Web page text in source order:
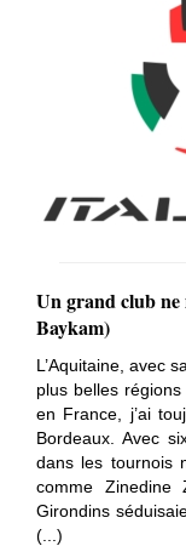
Un grand club
Baykam)
​L’Aquitaine, avec
plus belles
en France, j’ai
Bordeaux. Avec
dans les tournois
comme Zinedine
Girondins
(...)